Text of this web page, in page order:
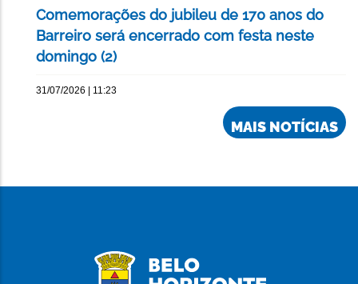
Comemorações do jubileu de 170 anos do
Barreiro será encerrado com festa neste
domingo (2)
31/07/2026 | 11:23
MAIS NOTÍCIAS